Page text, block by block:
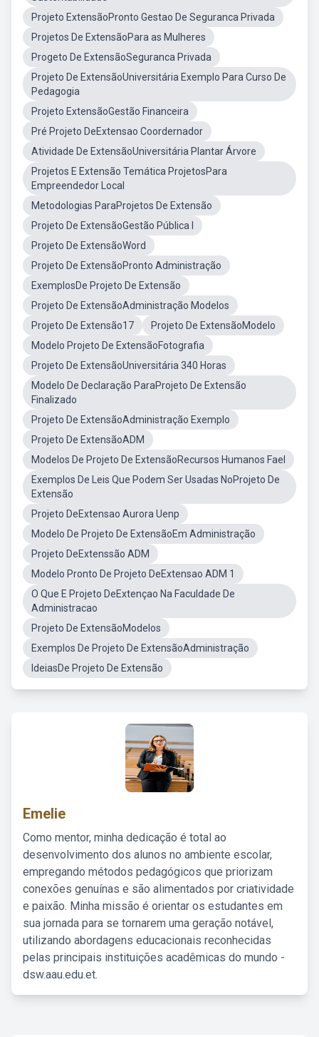
Projeto ExtensãoPronto Gestao De Seguranca Privada
Projetos De ExtensãoPara as Mulheres
Progeto De ExtensãoSeguranca Privada
Projeto De ExtensãoUniversitária Exemplo Para Curso De
Pedagogia
Projeto ExtensãoGestão Financeira
Pré Projeto DeExtensao Coordernador
Atividade De ExtensãoUniversitária Plantar Árvore
Projetos E Extensão Temática ProjetosPara
Empreendedor Local
Metodologias ParaProjetos De Extensão
Projeto De ExtensãoGestão Pública I
Projeto De ExtensãoWord
Projeto De ExtensãoPronto Administração
ExemplosDe Projeto De Extensão
Projeto De ExtensãoAdministração Modelos
Projeto De Extensão17
Projeto De ExtensãoModelo
Modelo Projeto De ExtensãoFotografia
Projeto De ExtensãoUniversitária 340 Horas
Modelo De Declaração ParaProjeto De Extensão
Finalizado
Projeto De ExtensãoAdministração Exemplo
Projeto De ExtensãoADM
Modelos De Projeto De ExtensãoRecursos Humanos Fael
Exemplos De Leis Que Podem Ser Usadas NoProjeto De
Extensão
Projeto DeExtensao Aurora Uenp
Modelo De Projeto De ExtensãoEm Administração
Projeto DeExtenssão ADM
Modelo Pronto De Projeto DeExtensao ADM 1
O Que E Projeto DeExtençao Na Faculdade De
Administracao
Projeto De ExtensãoModelos
Exemplos De Projeto De ExtensãoAdministração
IdeiasDe Projeto De Extensão
Emelie
Como mentor, minha dedicação é total ao
desenvolvimento dos alunos no ambiente escolar,
empregando métodos pedagógicos que priorizam
conexões genuínas e são alimentados por criatividade
e paixão. Minha missão é orientar os estudantes em
sua jornada para se tornarem uma geração notável,
utilizando abordagens educacionais reconhecidas
pelas principais instituições acadêmicas do mundo -
dsw.aau.edu.et.